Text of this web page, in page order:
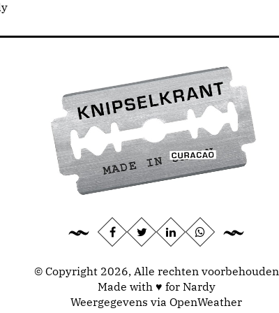
© Copyright 2026, Alle rechten voorbehouden
Made with ♥ for Nardy
Weergegevens via OpenWeather